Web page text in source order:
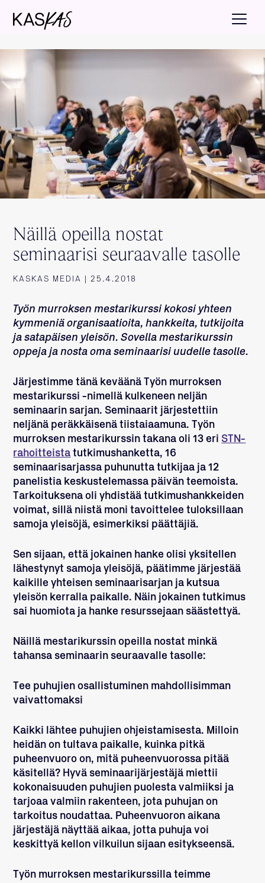
Näillä opeilla nostat
seminaarisi seuraavalle tasolle
KASKAS MEDIA | 25.4.2018
Työn murroksen mestarikurssi kokosi yhteen
kymmeniä organisaatioita, hankkeita, tutkijoita
ja satapäisen yleisön. Sovella mestarikurssin
oppeja ja nosta oma seminaarisi uudelle tasolle.
Järjestimme tänä keväänä Työn murroksen
mestarikurssi -nimellä kulkeneen neljän
seminaarin sarjan. Seminaarit järjestettiin
neljänä peräkkäisenä tiistaiaamuna. Työn
murroksen mestarikurssin takana oli 13 eri STN-
rahoitteista tutkimushanketta, 16
seminaarisarjassa puhunutta tutkijaa ja 12
panelistia keskustelemassa päivän teemoista.
Tarkoituksena oli yhdistää tutkimushankkeiden
voimat, sillä niistä moni tavoittelee tuloksillaan
samoja yleisöjä, esimerkiksi päättäjiä.
Sen sijaan, että jokainen hanke olisi yksitellen
lähestynyt samoja yleisöjä, päätimme järjestää
kaikille yhteisen seminaarisarjan ja kutsua
yleisön kerralla paikalle. Näin jokainen tutkimus
sai huomiota ja hanke resurssejaan säästettyä.
Näillä mestarikurssin opeilla nostat minkä
tahansa seminaarin seuraavalle tasolle:
Tee puhujien osallistuminen mahdollisimman
vaivattomaksi
Kaikki lähtee puhujien ohjeistamisesta. Milloin
heidän on tultava paikalle, kuinka pitkä
puheenvuoro on, mitä puheenvuorossa pitää
käsitellä? Hyvä seminaarijärjestäjä miettii
kokonaisuuden puhujien puolesta valmiiksi ja
tarjoaa valmiin rakenteen, jota puhujan on
tarkoitus noudattaa. Puheenvuoron aikana
järjestäjä näyttää aikaa, jotta puhuja voi
keskittyä kellon vilkuilun sijaan esitykseensä.
Työn murroksen mestarikurssilla teimme